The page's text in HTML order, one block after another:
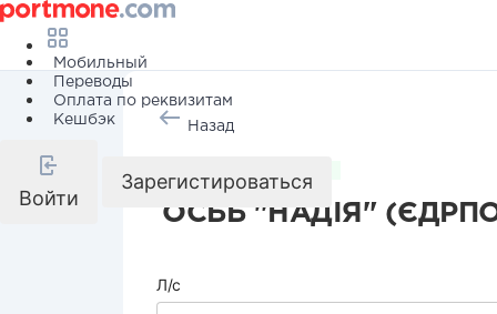
Мобильный
Переводы
Оплата по реквизитам
Кешбэк
Войти
Зарегистироваться
Назад
ОСББ "НАДІЯ"
Л/с